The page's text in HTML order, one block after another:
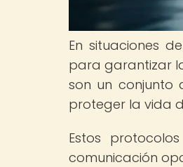
En situaciones
para garantizar
son un conjunto
proteger la vida
Estos
comunicación